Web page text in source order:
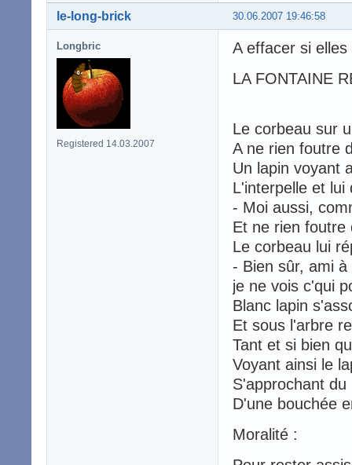
30.06.2007 19:46:58
le-long-brick
Longbric
Registered 14.03.2007
A effacer si
LA FONTAINE
Le corbeau sur
A ne rien foutre
Un lapin voyant
L'interpelle et lui
- Moi aussi,
Et ne rien foutre
Le corbeau lui
- Bien sûr, ami
je ne vois c'qui
Blanc lapin
Et sous l'arbre
Tant et si bien
Voyant ainsi le
S'approchant
D'une bouchée
Moralité :